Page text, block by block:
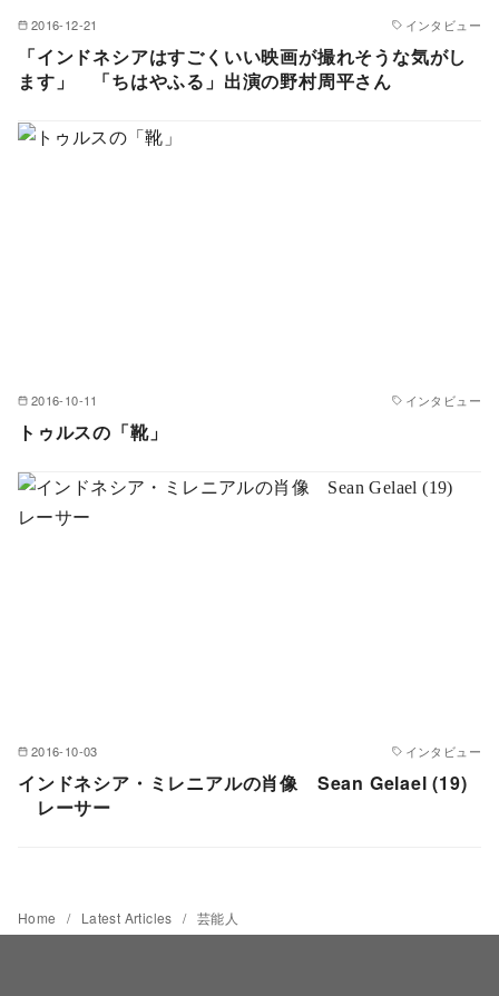
2016-12-21 インタビュー
「インドネシアはすごくいい映画が撮れそうな気がし
ます」 「ちはやふる」出演の野村周平さん
2016-10-11 インタビュー
トゥルスの「靴」
2016-10-03 インタビュー
インドネシア・ミレニアルの肖像 Sean Gelael (19)
レーサー
Home Latest Articles 芸能人